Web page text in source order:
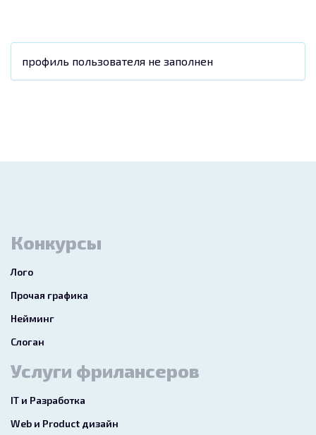
профиль пользователя не заполнен
Конкурсы
Лого
Прочая графика
Нейминг
Слоган
Услуги фрилансеров
IT и Разработка
Web и Product дизайн